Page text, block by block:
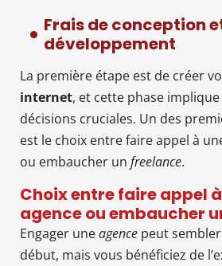
Frais de conception
développement
La première étape est de créer
internet, et cette phase
décisions cruciales. Un des
est le choix entre faire appel à
ou embaucher un freelance.
Choix entre faire appel
agence ou embaucher
Engager uneagence peut
début, mais vous bénéficiez de